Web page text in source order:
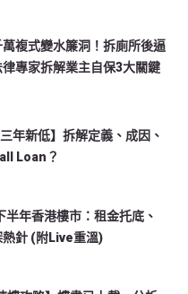
萬複式變水簾洞！拆廁所後逼
專家拆解業主自保3大關鍵
年新低】拆解定義、成因、
Loan？
半年香港樓市：租金托底、
針 (附Live重溫)